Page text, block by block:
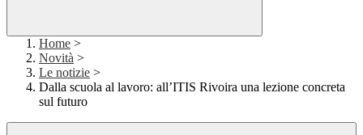
Home >
Novità >
Le notizie >
Dalla scuola al lavoro: all’ITIS Rivoira una lezione concreta
sul futuro